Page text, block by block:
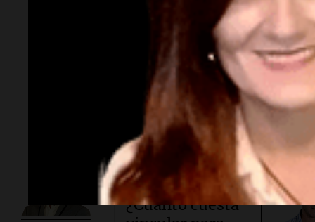
Subasta
millonaria.
¿Cuánto cuesta
Por
Por